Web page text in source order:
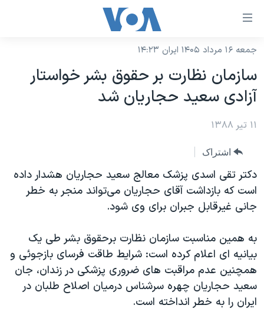
لینکهای
دسترسی
جهش
به
محتوای
اصلی
جهش
صفحه
اصلی
جهش
نسخه سبک وب‌سایت
موضوع ها
ایران
آمریکا
جهان
ورزشی
گزیده‌ها
ویژه برنامه‌ها
ویدیوها
فرهنگ و زندگی
حقوق شهروندی
برنامه های تلویزیونی
جدول برنامه ها
صفحه‌های ویژه
جام جهانی ۲۰۲۶
عملیات خشم حماسی
بایگانی برنامه‌های تلویزیونی
مستندها
انتخابات ریاست جمهوری آمریکا ۲۰۲۴
فرکانس‌های صدای آمریکا
پخش رادیویی
یادگیری زبان انگلیسی
دنبال کنید
جمعه ۱۶ مرداد ۱۴۰۵ ایران ۱۴:۲۳
سازمان نظارت بر حقوق بشر خواستار
آزادی سعيد حجاريان شد
۱۱ تیر ۱۳۸۸
اشتراک
دکتر تقی اسدی پزشک معالج سعيد حجاريان هشدار داده
است که بازداشت آقای حجاريان می‌تواند منجر به خطر
جانی غیرقابل جبران برای وی شود.
به همين مناسبت سازمان نظارت برحقوق بشر طی يک
بيانيه ای اعلام کرده است: شرايط طاقت فرسای بازجوئی و
همچنين عدم مراقبت های ضروری پزشکی در زندان، جان
سعيد حجاريان چهره سرشناس درميان اصلاح طلبان در
ايران را به خطر انداخته است.